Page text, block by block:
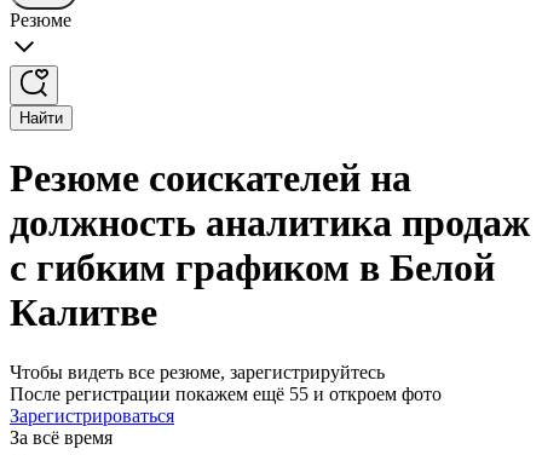
Резюме
Найти
Резюме соискателей на
должность аналитика продаж
с гибким графиком в Белой
Калитве
Чтобы видеть все резюме, зарегистрируйтесь
После регистрации покажем ещё 55 и откроем фото
Зарегистрироваться
За всё время